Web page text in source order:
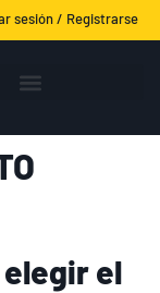
sesión / Registrarse
el